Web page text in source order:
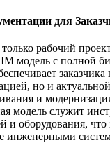
для
рабочий
модель с полной
заказчика
но и
и
модель служит
и оборудования, что
инженерными